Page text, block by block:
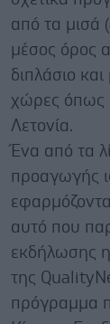
από τα μισά
μέσος όρος
διπλάσιο
χώρες όπως
Λετονία.
Ένα από τα
προαγωγής
αυτό που
εκδήλωσης
της
πρόγραμμα